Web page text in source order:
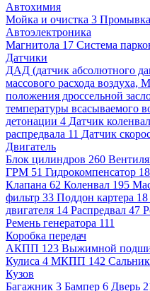
Автохимия
Мойка и очистка 3
Автоэлектроника
Магнитола 17 Система
Датчики
ДАД (датчик абсолютного
массового расхода воздуха,
положения дроссельной
температуры всасываемого
детонации 4 Датчик
распредвала 11 Датчик
Двигатель
Блок цилиндров 260
ГРМ 51 Гидрокомпенсатор 18
Клапана 62 Коленвал 195
фильтр 33 Поддон картера 18
двигателя 14 Распредвал 47
Ремень генератора 111
Коробка передач
АКПП 123 Выжимной
Кулиса 4 МКПП 142 Сальник
Кузов
Багажник 3 Бампер 6 Дверь